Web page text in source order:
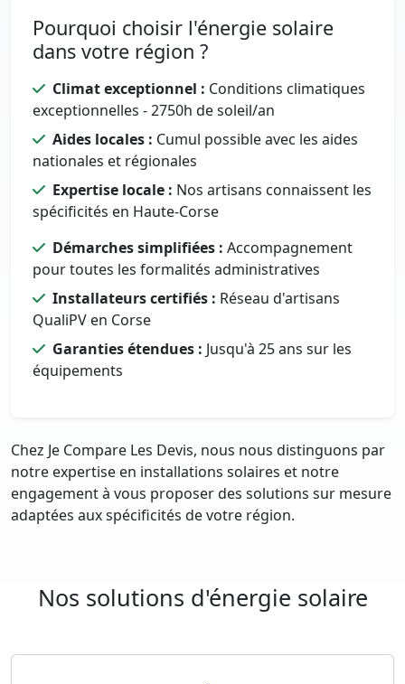
Pourquoi choisir l'énergie solaire
dans votre région ?
Climat exceptionnel : Conditions climatiques
exceptionnelles - 2750h de soleil/an
Aides locales : Cumul possible avec les aides
nationales et régionales
Expertise locale : Nos artisans connaissent les
spécificités en Haute-Corse
Démarches simplifiées : Accompagnement
pour toutes les formalités administratives
Installateurs certifiés : Réseau d'artisans
QualiPV en Corse
Garanties étendues : Jusqu'à 25 ans sur les
équipements
Chez Je Compare Les Devis, nous nous distinguons par
notre expertise en installations solaires et notre
engagement à vous proposer des solutions sur mesure
adaptées aux spécificités de votre région.
Nos solutions d'énergie solaire